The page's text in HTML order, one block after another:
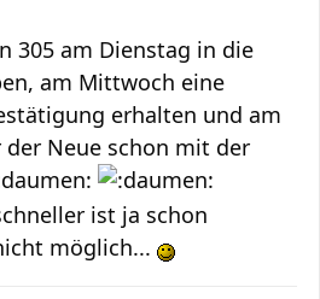
305 am Dienstag in die
am Mittwoch eine
erhalten und am
der Neue schon mit der
ist ja schon
möglich...